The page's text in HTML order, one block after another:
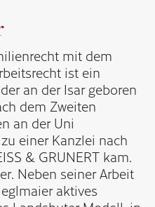
mit dem
ist ein
an der Isar geboren
dem Zweiten
an der Uni
einer Kanzlei nach
& GRUNERT kam.
Neben seiner Arbeit
aktives